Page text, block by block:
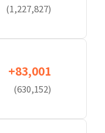
(1,227,827)
+83,001
(630,152)